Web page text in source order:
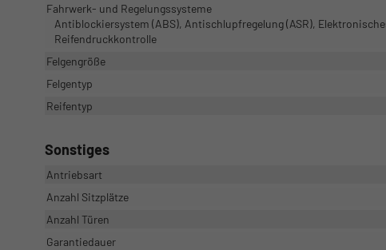
Fahrwerk- und Regelungssysteme
Antiblockiersystem (ABS), Antischlupfregelung (ASR),
Reifendruckkontrolle
Felgengröße
Felgentyp
Reifentyp
Sonstiges
Antriebsart
Anzahl Sitzplätze
Anzahl Türen
Garantiedauer